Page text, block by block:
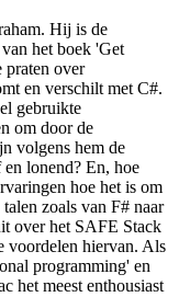
Hij is de
het boek 'Get
over
en verschilt met C#.
gebruikte
om door de
volgens hem de
lonend? En, hoe
hoe het is om
zoals van F# naar
over het SAFE Stack
voordelen hiervan. Als
programming' en
het meest enthousiast